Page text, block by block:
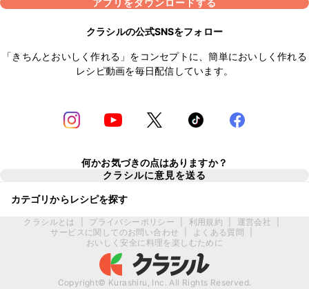
アプリをダウンロードする
クラシルの公式SNSをフォロー
「きちんとおいしく作れる」をコンセプトに、簡単においしく作れる
レシピ動画を毎日配信しています。
何かお気づきの点はありますか？
クラシルに意見を送る
カテゴリからレシピを探す
クラシルとは プライバシーポリシー 利用規約 運営会社
サービスに関してのお問い合わせ
よくある質問
おいしく安全に料理を楽しむために
Copyright© Kurashiru, Inc. All Rights Reserved.